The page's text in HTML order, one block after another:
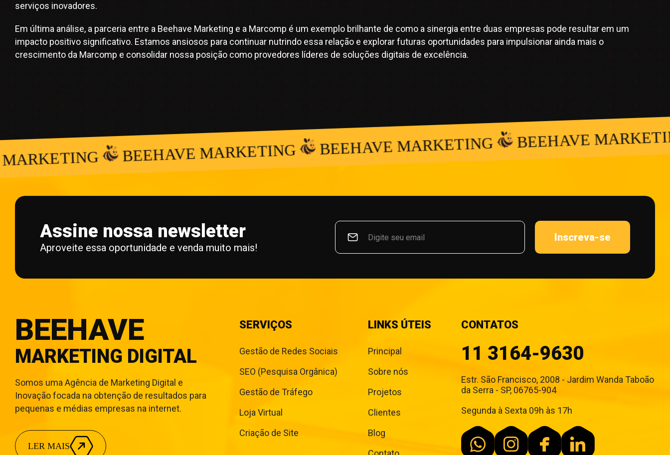
serviços inovadores.
Em última análise, a parceria entre a Beehave Marketing e a Marcomp é um exemplo brilhante de como a sinergia entre duas empresas pode resultar em um
impacto positivo significativo. Estamos ansiosos para continuar nutrindo essa relação e explorar futuras oportunidades para impulsionar ainda mais o
crescimento da Marcomp e consolidar nossa posição como provedores líderes de soluções digitais de excelência.
BEEHAVE MARKETING BEEHAVE MARKETING BEEHAVE
Assine nossa newsletter
Aproveite essa oportunidade e venda muito mais!
Inscreva-se
BEEHAVE
MARKETING DIGITAL
Somos uma Agência de Marketing Digital e
Inovação focada na obtenção de resultados para
pequenas e médias empresas na internet.
LER MAIS
SERVIÇOS
Gestão de Redes Sociais
SEO (Pesquisa Orgânica)
Gestão de Tráfego
Loja Virtual
Criação de Site
LINKS ÚTEIS
Principal
Sobre nós
Projetos
Clientes
Blog
CONTATOS
11 3164-9630
Estr. São Francisco, 2008 - Jardim Wanda Taboão
da Serra - SP, 06765-904
Segunda à Sexta 09h às 17h